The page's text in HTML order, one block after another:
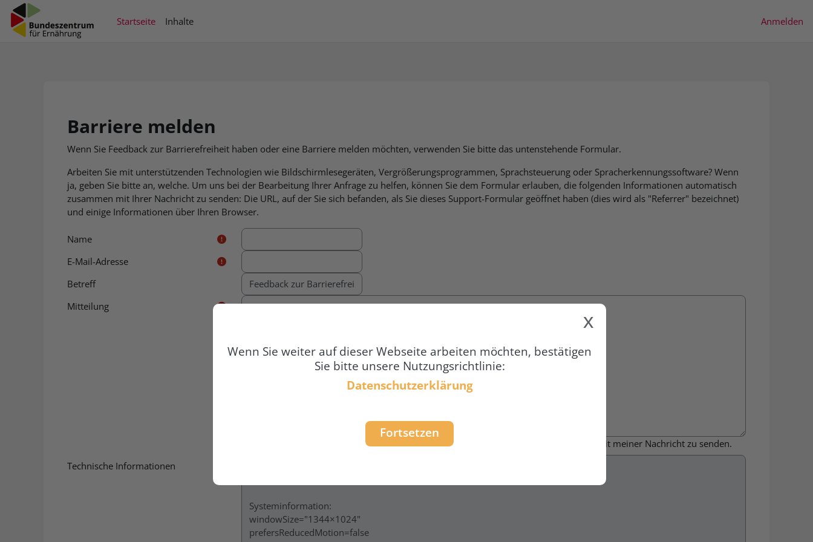
Zum Hauptinhalt
Support zur Barrierefreiheit
Wenn Sie weiter auf dieser Webseite arbeiten möchten, bestätigen
Sie bitte unsere Nutzungsrichtlinie:
Datenschutzerklärung
Fortsetzen
x
Startseite Inhalte Anmelden
Barriere melden
Wenn Sie Feedback zur Barrierefreiheit haben oder eine Barriere melden möchten, verwenden Sie bitte das untenstehende Formular.
Arbeiten Sie mit unterstützenden Technologien wie Bildschirmlesegeräten, Vergrößerungsprogrammen, Sprachsteuerung oder Spracherkennungssoftware? Wenn
ja, geben Sie bitte an, welche. Um uns bei der Bearbeitung Ihrer Anfrage zu helfen, können Sie dem Formular erlauben, die folgenden Informationen automatisch
zusammen mit Ihrer Nachricht zu senden: Die URL, auf der Sie sich befanden, als Sie dieses Support-Formular geöffnet haben (dies wird als "Referrer" bezeichnet)
und einige Informationen über Ihren Browser.
Name
E-Mail-Adresse
Betreff
Mitteilung
Ich bin damit einverstanden, die folgenden technischen Informationen zusammen mit meiner Nachricht zu senden.
Technische Informationen